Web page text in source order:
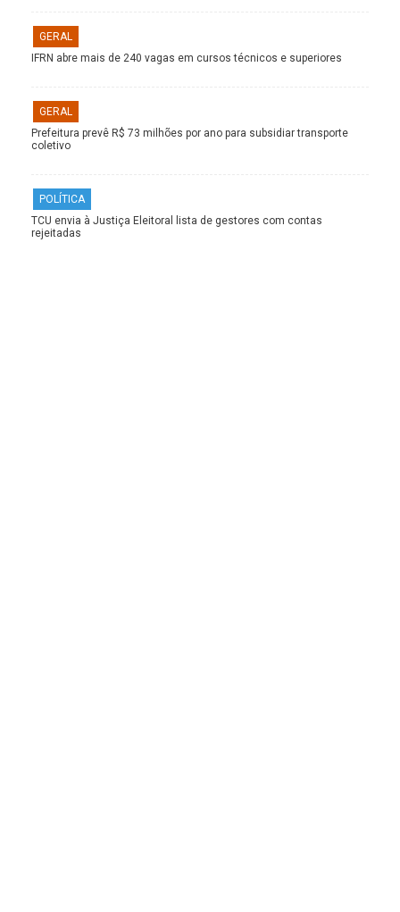
GERAL
IFRN abre mais de 240 vagas em cursos técnicos e superiores
GERAL
Prefeitura prevê R$ 73 milhões por ano para subsidiar transporte
coletivo
POLÍTICA
TCU envia à Justiça Eleitoral lista de gestores com contas
rejeitadas